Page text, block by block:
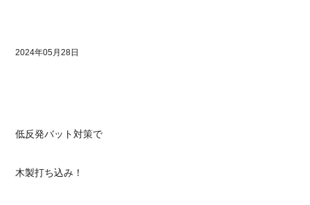
2024年05月28日
低反発バット対策で
木製打ち込み！